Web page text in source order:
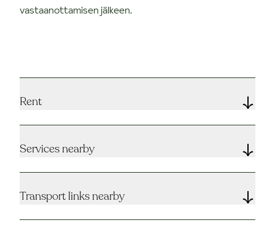
vastaanottamisen jälkeen.
Rent
Services nearby
Transport links nearby